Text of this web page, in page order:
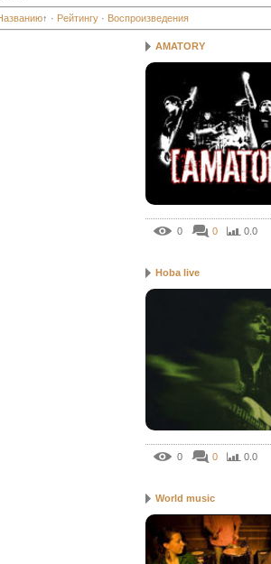
↑ · Рейтингу · Воспроизведения
AMATORY
0 0 0.0
Hoba live
0 0 0.0
World music